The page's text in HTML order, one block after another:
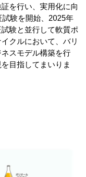
を行い、実用化に向
験を開始、2025年
験と並行して軟質ポ
クルにおいて、バリ
スモデル構築を行
目指してまいりま